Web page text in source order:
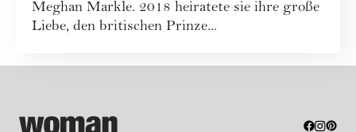
Meghan Markle. 2018 heiratete sie ihre große
Liebe, den britischen Prinze...